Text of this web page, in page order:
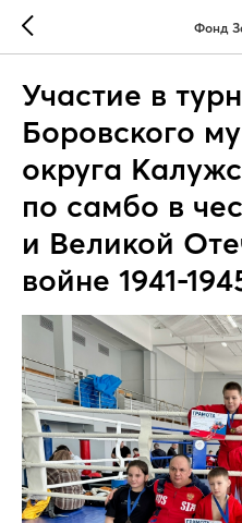
Фонд
Участие в
Боровского
округа
по самбо в
и Великой
войне 1941-